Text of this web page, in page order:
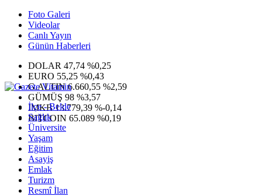
Foto Galeri
Videolar
Canlı Yayın
Günün Haberleri
DOLAR 47,74 %0,25
EURO 55,25 %0,43
G.ALTIN6.660,55 %2,59
GÜMÜŞ 98 %3,57
IMKB13.779,39 %-0,14
BITCOIN 65.089 %0,19
İlçe - Belde
Sağlık
Üniversite
Yaşam
Eğitim
Asayiş
Emlak
Turizm
Resmî İlan